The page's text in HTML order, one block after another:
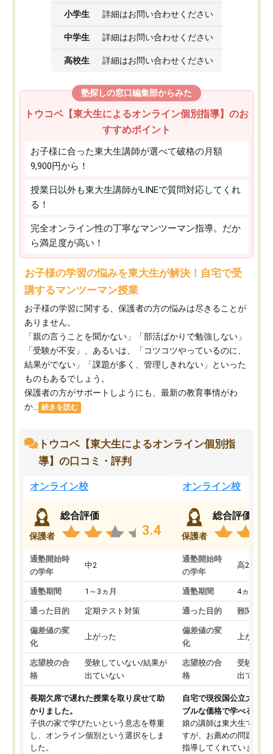
小学生 詳細はお問い合わせください
中学生 詳細はお問い合わせください
高校生 詳細はお問い合わせください
塾探しの窓口編集部からみた
トウコベ【東大生によるオンライン個別指導】のお
すすめポイント
お子様に合った東大生講師が選べて破格の月額
9,900円から！
授業日以外も東大生講師がLINEで質問対応してくれ
る！
完全オンライン性の丁寧なマンツーマン指導。だか
ら満足度が高い！
お子様の学習の悩みを東大生が解決！自宅で受
講するマンツーマン授業
お子様の学習に関する、保護者の方の悩みは尽きることが
ありません。
「親の言うことを聞かない」「部活ばかりで勉強しない」
「受験が不安」、あるいは、「コツコツやっているのに、
結果がでない」「課題が多く、管理しきれない」といった
ものもあるでしょう。
保護者の方がサポートしようにも、最新の教育事情がわ
か...
続きを読む
トウコベ【東大生によるオンライン個別指
導】の口コミ・評判
オンライン校
保護者
総合評価
3.4
通塾開始時
の学年
中2
通塾期間 1～3ヵ月
通った目的 定期テスト対策
偏差値の変
化
上がった
志望校の合
格
受験していない/結果が
出ていない
長期欠席で遅れた授業を取り戻せて助
かりました。
子供の家で学びたいという意志を尊重
し、オンライン個別という選択をしま
した。
オンライン校
保護者
総合評価
通塾開始時
の学年
高2
通塾期間 4ヵ月～1
通った目的 難関私立
偏差値の変
化
上がった
志望校の合
格
受験して
出ていな
自宅で現役国公立大学生
ブルな価格で学べる
娘の講師は東大生では無
すが、お薦めの問題集や
指導してくれています。